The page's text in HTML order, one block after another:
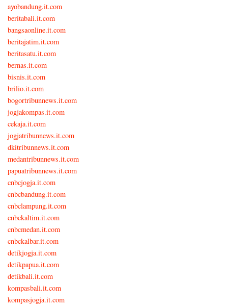
ayobandung.it.com
beritabali.it.com
bangsaonline.it.com
beritajatim.it.com
beritasatu.it.com
bernas.it.com
bisnis.it.com
brilio.it.com
bogortribunnews.it.com
jogjakompas.it.com
cekaja.it.com
jogjatribunnews.it.com
dkitribunnews.it.com
medantribunnews.it.com
papuatribunnews.it.com
cnbcjogja.it.com
cnbcbandung.it.com
cnbclampung.it.com
cnbckaltim.it.com
cnbcmedan.it.com
cnbckalbar.it.com
detikjogja.it.com
detikpapua.it.com
detikbali.it.com
kompasbali.it.com
kompasjogja.it.com